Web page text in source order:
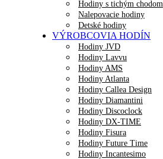
Hodiny s tichým chodom
Nalepovacie hodiny
Detské hodiny
VÝROBCOVIA HODÍN
Hodiny JVD
Hodiny Lavvu
Hodiny AMS
Hodiny Atlanta
Hodiny Callea Design
Hodiny Diamantini
Hodiny Discoclock
Hodiny DX-TIME
Hodiny Fisura
Hodiny Future Time
Hodiny Incantesimo